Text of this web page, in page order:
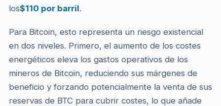
los$110 por barril.
Para Bitcoin, esto representa un riesgo existencial
en dos niveles. Primero, el aumento de los costes
energéticos eleva los gastos operativos de los
mineros de Bitcoin, reduciendo sus márgenes de
beneficio y forzando potencialmente la venta de sus
reservas de BTC para cubrir costes, lo que añade